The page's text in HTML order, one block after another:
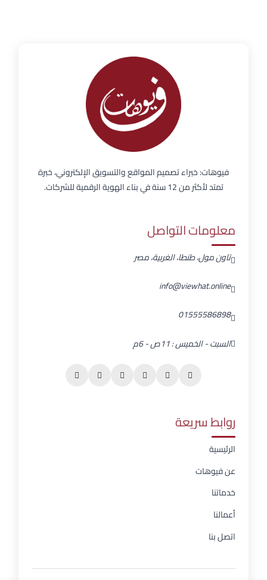
فيوهات: خبراء تصميم المواقع والتسويق الإلكتروني، خبرة
تمتد لأكثر من 12 سنة في بناء الهوية الرقمية للشركات.
معلومات التواصل
تاون مول، طنطا، الغربية، مصر
info@viewhat.online
01555586898
السبت - الخميس : 11ص - 6م
روابط سريعة
الرئيسية
عن فيوهات
خدماتنا
أعمالنا
اتصل بنا